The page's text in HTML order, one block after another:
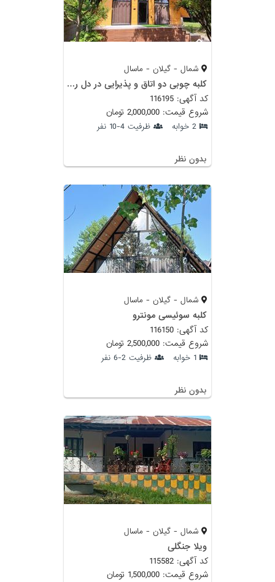
شمال - گیلان - ماسال
کلبه چوبی دو اتاق و پذیرایی در دل روستا زیبای کفود
کد آگهی: 116195
شروع قیمت: 2,000,000 تومان
2 خوابه ظرفیت 4-10 نفر
بدون نظر
شمال - گیلان - ماسال
کلبه سوئیسی مونترو
کد آگهی: 116150
شروع قیمت: 2,500,000 تومان
1 خوابه ظرفیت 2-6 نفر
بدون نظر
شمال - گیلان - ماسال
ویلا جنگلی
کد آگهی: 115582
شروع قیمت: 1,500,000 تومان